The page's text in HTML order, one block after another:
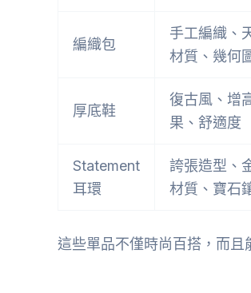
編織包
手工編織、
材質、幾何
厚底鞋
復古風、增
果、舒適度
Statement
耳環
誇張造型、
材質、寶石
這些單品不僅時尚百搭，而且